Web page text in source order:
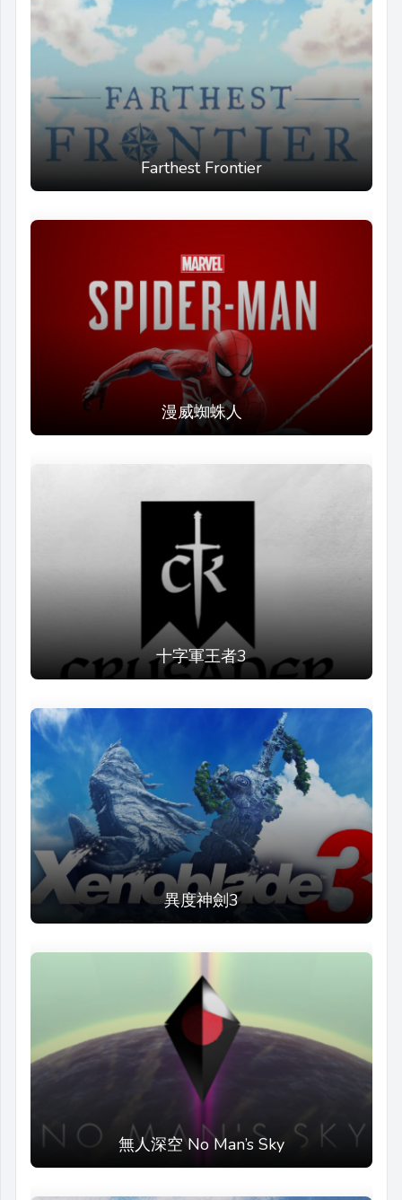
Farthest Frontier
漫威蜘蛛人
十字軍王者3
異度神劍3
無人深空 No Man’s Sky